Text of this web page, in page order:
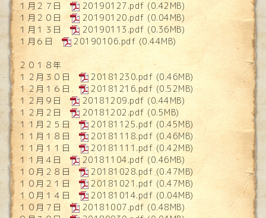
１月２７日 20190127.pdf (0.42MB)
１月２０日
20190120.pdf (0.04MB)
１月１３日
20190113.pdf (0.36MB)
１月６日
20190106.pdf (0.44MB)
２０１８年
１２月３０日
20181230.pdf (0.46MB)
１２月１６日
20181216.pdf (0.52MB)
１２月９日
20181209.pdf (0.44MB)
１２月２日
20181202.pdf (0.5MB)
１１月２５日
20181125.pdf (0.45MB)
１１月１８日
20181118.pdf (0.46MB)
１１月１１日
20181111.pdf (0.42MB)
１１月４日
20181104.pdf (0.46MB)
１０月２８日
20181028.pdf (0.47MB)
１０月２１日
20181021.pdf (0.47MB)
１０月１４日
20181014.pdf (0.04MB)
１０月７日
20181007.pdf (0.48MB)